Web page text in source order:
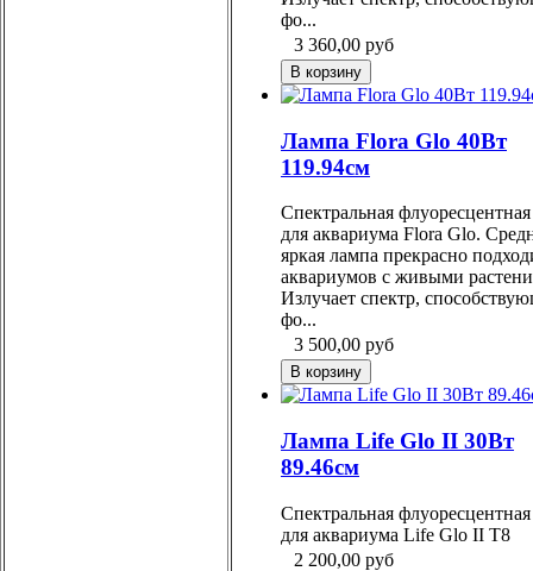
фо...
3 360,00 руб
Лампа Flora Glo 40Вт
119.94см
Спектральная
для аквариума Flora Glo.
яркая лампа прекрасно
аквариумов с живыми
Излучает спектр,
фо...
3 500,00 руб
Лампа Life Glo II 30Вт
89.46см
Спектральная
для аквариума Life Glo II Т8
2 200,00 руб